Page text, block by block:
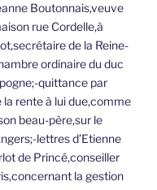
Boutonnais,veuve
rue Cordelle,à
de la Reine-
ordinaire du duc
quittance par
la rente à lui due,comme
beau-père,sur le
lettres d’Etienne
de Princé,conseiller
la gestion